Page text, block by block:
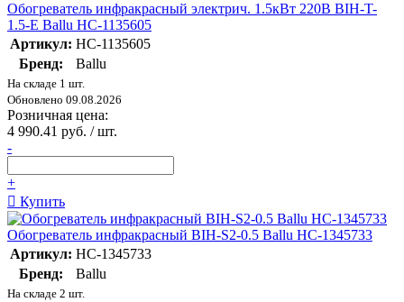
Обогреватель инфракрасный электрич. 1.5кВт 220В BIH-T-
1.5-E Ballu НС-1135605
Артикул: НС-1135605
Бренд:
Ballu
На складе 1 шт.
Обновлено 09.08.2026
Розничная цена:
4 990.41 руб. / шт.
-
+
Купить
Обогреватель инфракрасный BIH-S2-0.5 Ballu НС-1345733
Артикул: НС-1345733
Бренд:
Ballu
На складе 2 шт.